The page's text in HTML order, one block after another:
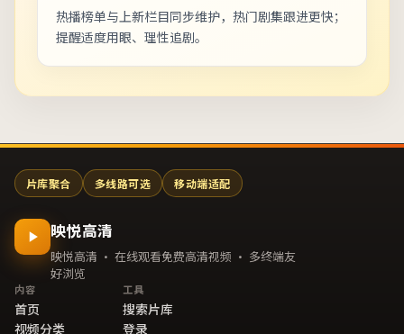
热播榜单与上新栏目同步维护，热门剧集跟进更快；
提醒适度用眼、理性追剧。
片库聚合 多线路可选 移动端适配
映悦高清
映悦高清 · 在线观看免费高清视频 · 多终端友
好浏览
内容
首页
视频分类
工具
搜索片库
登录